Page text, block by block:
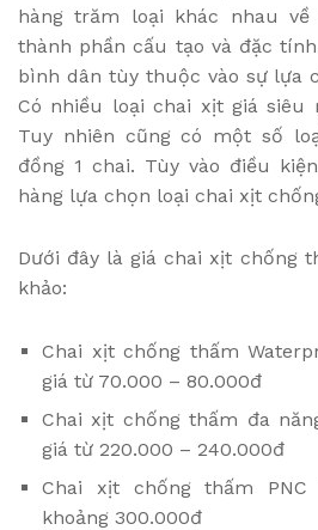
hàng trăm loại khác nhau
thành phần cấu tạo và đặc
bình dân tùy thuộc vào sự lựa
Có nhiều loại chai xịt giá siêu
Tuy nhiên cũng có một số
đồng 1 chai. Tùy vào điều
hàng lựa chọn loại chai xịt
Dưới đây là giá chai xịt chống
khảo:
Chai xịt chống thấm
giá từ 70.000 – 80.000đ
Chai xịt chống thấm đa
giá từ 220.000 – 240.000đ
Chai xịt chống thấm PNC
khoảng 300.000đ